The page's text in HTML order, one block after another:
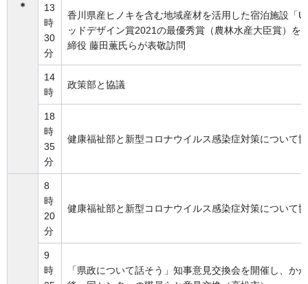
＊
13
時
30
分
香川県産ヒノキを含む地域産材を活用した宿泊施設「
ッドデザイン賞2021の最優秀賞（農林水産大臣賞）を
締役 藤田薫氏らが表敬訪問
14
時
政策部と協議
18
時
35
分
健康福祉部と新型コロナウイルス感染症対策について
8
時
20
分
健康福祉部と新型コロナウイルス感染症対策について
9
時
「県政について話そう」知事意見交換会を開催し、か